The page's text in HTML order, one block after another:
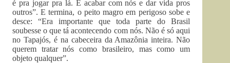
é pra jogar pra lá. É acabar com nós e dar vida pros
outros”. E termina, o peito magro em perigoso sobe e
desce: “Era importante que toda parte do Brasil
soubesse o que tá acontecendo com nós. Não é só aqui
no Tapajós, é na cabeceira da Amazônia inteira. Não
querem tratar nós como brasileiro, mas como um
objeto qualquer”.